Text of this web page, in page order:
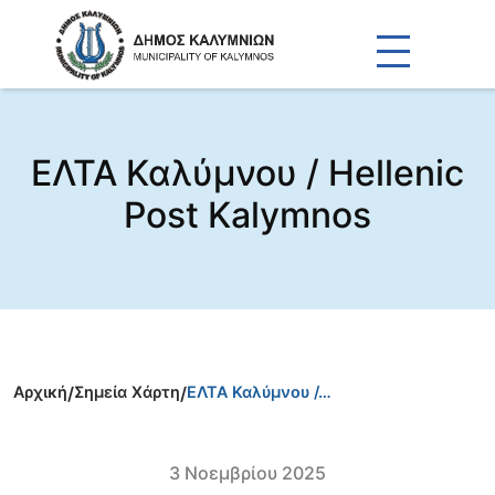
ΕΛΤΑ Καλύμνου / Hellenic
Post Kalymnos
Αρχική/Σημεία Χάρτη/ΕΛΤΑ Καλύμνου /…
3 Νοεμβρίου 2025